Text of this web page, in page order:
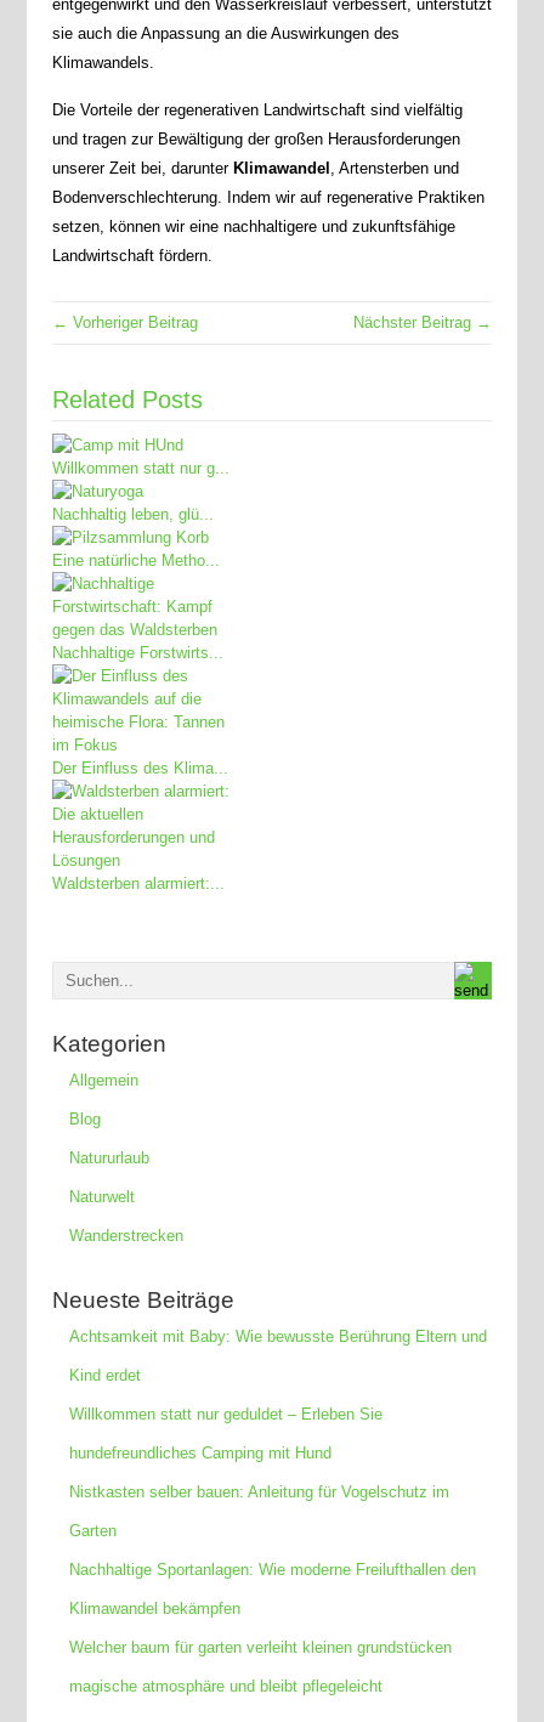
entgegenwirkt und den Wasserkreislauf verbessert, unterstützt
sie auch die Anpassung an die Auswirkungen des
Klimawandels.
Die Vorteile der regenerativen Landwirtschaft sind vielfältig
und tragen zur Bewältigung der großen Herausforderungen
unserer Zeit bei, darunter Klimawandel , Artensterben und
Bodenverschlechterung. Indem wir auf regenerative Praktiken
setzen, können wir eine nachhaltigere und zukunftsfähige
Landwirtschaft fördern.
← Vorheriger Beitrag Nächster Beitrag →
Related Posts
Willkommen statt nur g...
Nachhaltig leben, glü...
Eine natürliche Metho...
Nachhaltige Forstwirts...
Der Einfluss des Klima...
Waldsterben alarmiert:...
Kategorien
Allgemein
Blog
Natururlaub
Naturwelt
Wanderstrecken
Neueste Beiträge
Achtsamkeit mit Baby: Wie bewusste Berührung Eltern und
Kind erdet
Willkommen statt nur geduldet – Erleben Sie
hundefreundliches Camping mit Hund
Nistkasten selber bauen: Anleitung für Vogelschutz im
Garten
Nachhaltige Sportanlagen: Wie moderne Freilufthallen den
Klimawandel bekämpfen
Welcher baum für garten verleiht kleinen grundstücken
magische atmosphäre und bleibt pflegeleicht